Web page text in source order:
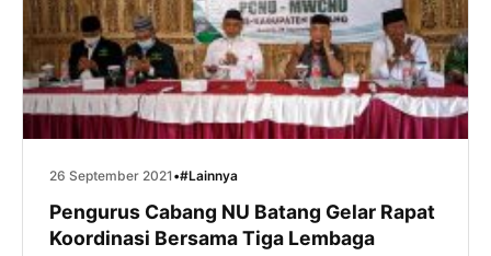
26 September 2021 •#Lainnya
Pengurus Cabang NU Batang Gelar Rapat
Koordinasi Bersama Tiga Lembaga